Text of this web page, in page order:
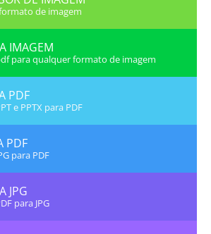
de imagem
IMAGEM
para qualquer formato de imagem
PDF
e PPTX para PDF
PDF
para PDF
JPG
para JPG